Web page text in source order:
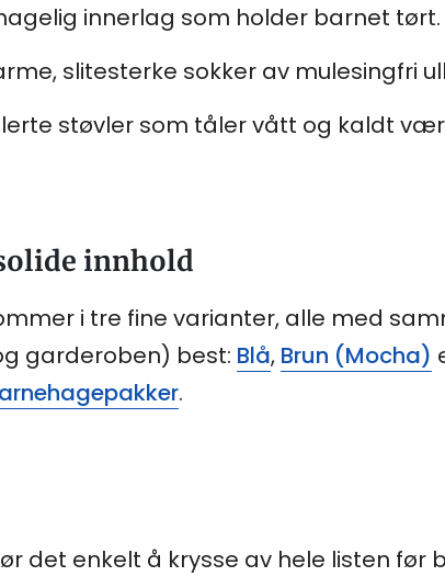
innerlag som holder barnet tørt.
slitesterke sokker av mulesingfri
støvler som tåler vått og kaldt
innhold
i tre fine varianter, alle med
garderoben) best: Blå, Brun (Mocha)
.
det enkelt å krysse av hele listen før